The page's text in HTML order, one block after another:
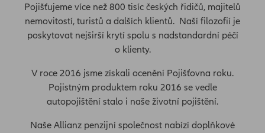
Pojišťujeme více než 800 tisíc českých řidičů, majitelů
nemovitostí, turistů a dalších klientů. Naší filozofií je
poskytovat nejširší krytí spolu s nadstandardní péčí
o klienty.
V roce 2016 jsme získali ocenění Pojišťovna roku.
Pojistným produktem roku 2016 se vedle
autopojištění stalo i naše životní pojištění.
Naše Allianz penzijní společnost nabízí doplňkové